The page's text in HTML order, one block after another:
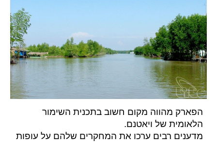
הפארק מהווה מקום חשוב בתכנית השימור
הלאומית של ויאטנם.
מדענים רבים ערכו את המחקרים שלהם על עופות